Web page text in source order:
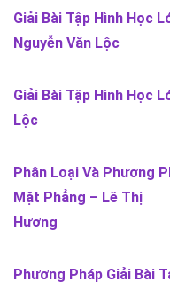
Giải Bài Tập Hình Học
Nguyễn Văn Lộc
Giải Bài Tập Hình Học
Lộc
Phân Loại Và Phương
Mặt Phẳng – Lê Thị
Hương
Phương Pháp Giải Bài